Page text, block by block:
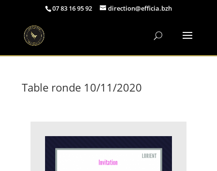
07 83 16 95 92 direction@efficia.bzh
Table ronde 10/11/2020